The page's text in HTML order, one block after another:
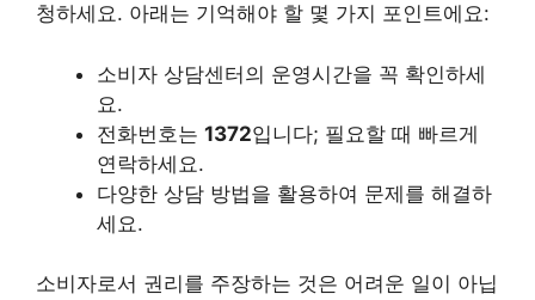
청하세요. 아래는 기억해야 할 몇 가지 포인트에요:
소비자 상담센터의 운영시간을 꼭 확인하세
요.
전화번호는 1372입니다; 필요할 때 빠르게
연락하세요.
다양한 상담 방법을 활용하여 문제를 해결하
세요.
소비자로서 권리를 주장하는 것은 어려운 일이 아닙